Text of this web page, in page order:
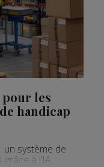
pour les
handicap
un système de
à l’IA.